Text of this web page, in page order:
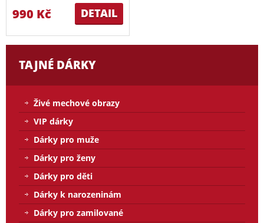
DETAIL
990 Kč
TAJNÉ DÁRKY
Živé mechové obrazy
VIP dárky
Dárky pro muže
Dárky pro ženy
Dárky pro děti
Dárky k narozeninám
Dárky pro zamilované